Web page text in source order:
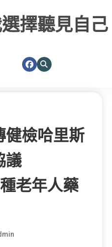
擇聽見自己
健檢哈里斯
議
老年人藥